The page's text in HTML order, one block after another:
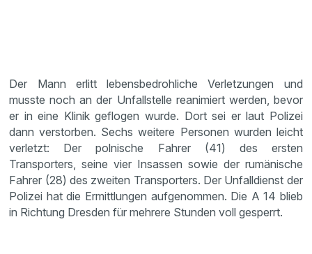
Der Mann erlitt lebensbedrohliche Verletzungen und
musste noch an der Unfallstelle reanimiert werden, bevor
er in eine Klinik geflogen wurde. Dort sei er laut Polizei
dann verstorben. Sechs weitere Personen wurden leicht
verletzt: Der polnische Fahrer (41) des ersten
Transporters, seine vier Insassen sowie der rumänische
Fahrer (28) des zweiten Transporters. Der Unfalldienst der
Polizei hat die Ermittlungen aufgenommen. Die A 14 blieb
in Richtung Dresden für mehrere Stunden voll gesperrt.